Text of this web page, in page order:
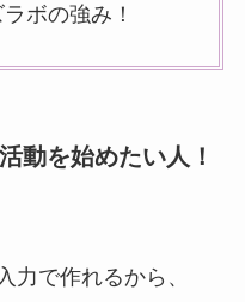
ボの強み！
動を始めたい人！
力で作れるから、